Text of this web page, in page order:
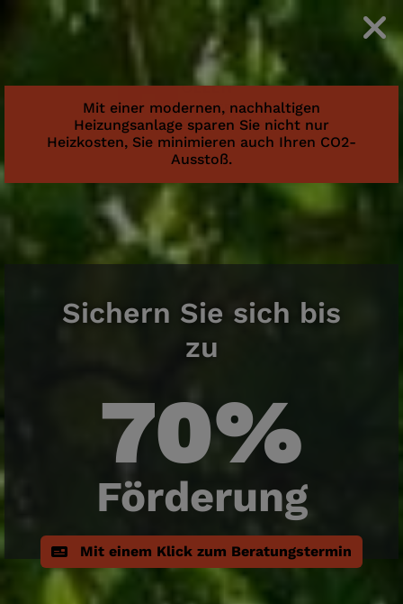
Mit einer modernen, nachhaltigen
Heizungsanlage sparen Sie nicht nur
Heizkosten, Sie minimieren auch Ihren CO2-
Ausstoß.
Sichern Sie sich bis
zu
70%
Förderung
Mit einem Klick zum Beratungstermin